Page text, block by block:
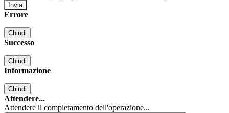
Errore
Chiudi
Successo
Chiudi
Informazione
Chiudi
Attendere...
Attendere il completamento dell'operazione...